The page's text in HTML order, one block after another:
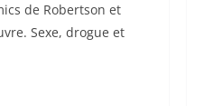
de Robertson et
Sexe, drogue et